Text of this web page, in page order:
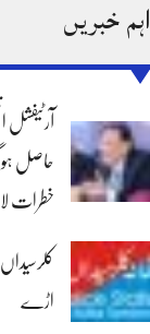
اہم خبریں
آرٹیفشل
خطرات
اڑے